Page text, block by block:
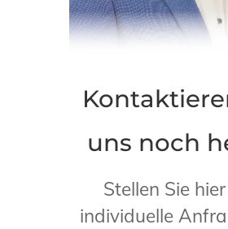
uns noch
Stellen Sie
individuelle